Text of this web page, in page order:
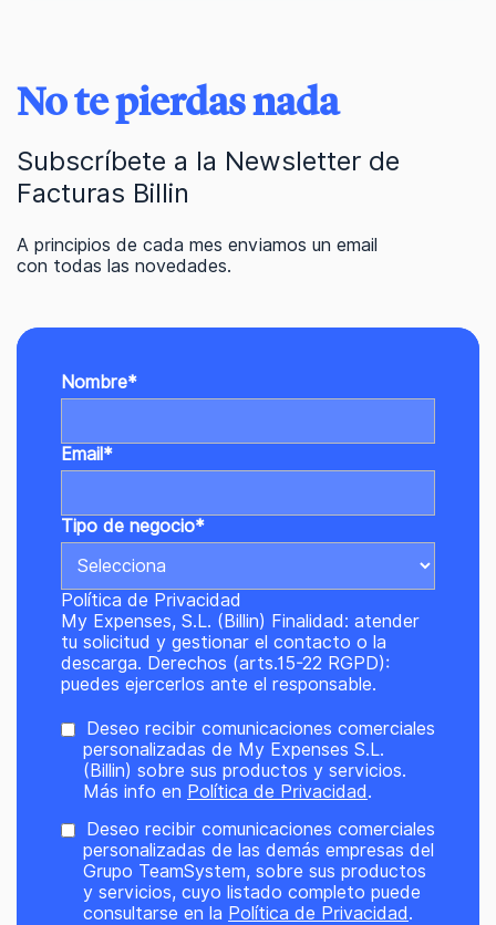
No te pierdas nada
Subscríbete a la Newsletter de
Facturas Billin
A principios de cada mes enviamos un email
con todas las novedades.
Nombre*
Email*
Tipo de negocio*
Política de Privacidad
My Expenses, S.L. (Billin) Finalidad: atender
tu solicitud y gestionar el contacto o la
descarga. Derechos (arts.15-22 RGPD):
puedes ejercerlos ante el responsable.
Deseo recibir comunicaciones comerciales
personalizadas de My Expenses S.L.
(Billin) sobre sus productos y servicios.
Más info en Política de Privacidad.
Deseo recibir comunicaciones comerciales
personalizadas de las demás empresas del
Grupo TeamSystem, sobre sus productos
y servicios, cuyo listado completo puede
consultarse en la Política de Privacidad.